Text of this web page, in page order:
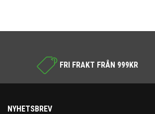
FRI FRAKT FRÅN 999KR
NYHETSBREV